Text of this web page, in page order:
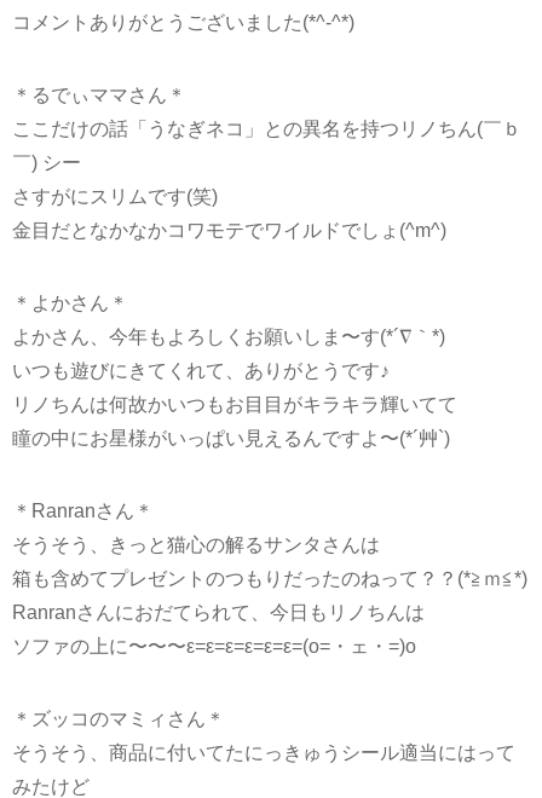
コメントありがとうございました(*^-^*)
＊るでぃママさん＊
ここだけの話「うなぎネコ」との異名を持つリノちん(￣ｂ
￣) シー
さすがにスリムです(笑)
金目だとなかなかコワモテでワイルドでしょ(^m^)
＊よかさん＊
よかさん、今年もよろしくお願いしま〜す(*´∇｀*)
いつも遊びにきてくれて、ありがとうです♪
リノちんは何故かいつもお目目がキラキラ輝いてて
瞳の中にお星様がいっぱい見えるんですよ〜(*´艸`)
＊Ranranさん＊
そうそう、きっと猫心の解るサンタさんは
箱も含めてプレゼントのつもりだったのねって？？(*≧ｍ≦*)
Ranranさんにおだてられて、今日もリノちんは
ソファの上に〜〜〜ε=ε=ε=ε=ε=ε=(o=・ェ・=)o
＊ズッコのマミィさん＊
そうそう、商品に付いてたにっきゅうシール適当にはって
みたけど